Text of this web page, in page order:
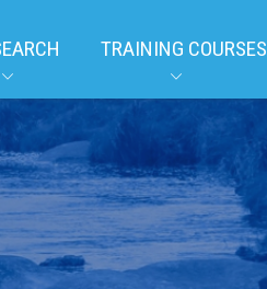
TRAINING COURSES